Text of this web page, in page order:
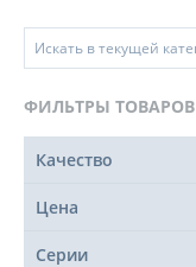
ФИЛЬТРЫ ТОВАРОВ
Качество
Цена
Серии